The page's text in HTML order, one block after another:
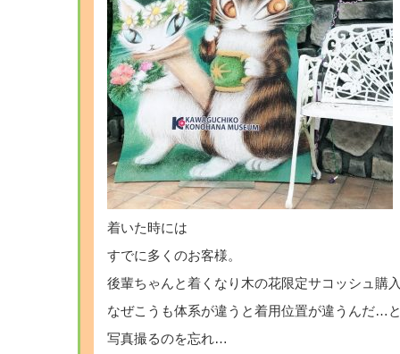
着いた時には
すでに多くのお客様。
後輩ちゃんと着くなり木の花限定サコッシュ購
なぜこうも体系が違うと着用位置が違うんだ…
写真撮るのを忘れ…